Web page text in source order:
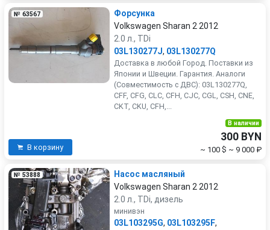
№ 63567
Форсунка
Volkswagen Sharan 2 2012
2.0 л., TDi
03L130277J, 03L130277Q
Доставка в любой Город. Поставки из
Японии и Швеции. Гарантия. Аналоги
(Совместимость с ДВС): 03L130277Q,
CFF, CFG, CLC, CFH, CJC, CGL, CSH, CNE,
CKT, CKU, CFH,...
В корзину
В наличии
300 BYN
~ 100 $ ~ 9 000 ₽
№ 53888
Насос масляный
Volkswagen Sharan 2 2012
2.0 л., TDi, дизель
минивэн
03L103295G, 03L103295F,